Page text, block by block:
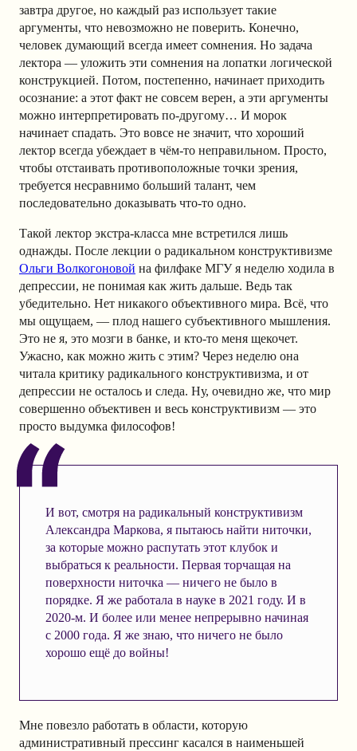
завтра другое, но каждый раз использует такие
аргументы, что невозможно не поверить. Конечно,
человек думающий всегда имеет сомнения. Но задача
лектора — уложить эти сомнения на лопатки логической
конструкцией. Потом, постепенно, начинает приходить
осознание: а этот факт не совсем верен, а эти аргументы
можно интерпретировать по-другому… И морок
начинает спадать. Это вовсе не значит, что хороший
лектор всегда убеждает в чём-то неправильном. Просто,
чтобы отстаивать противоположные точки зрения,
требуется несравнимо больший талант, чем
последовательно доказывать что-то одно.
Такой лектор экстра-класса мне встретился лишь
однажды. После лекции о радикальном конструктивизме
Ольги Волкогоновой на филфаке МГУ я неделю ходила в
депрессии, не понимая как жить дальше. Ведь так
убедительно. Нет никакого объективного мира. Всё, что
мы ощущаем, — плод нашего субъективного мышления.
Это не я, это мозги в банке, и кто-то меня щекочет.
Ужасно, как можно жить с этим? Через неделю она
читала критику радикального конструктивизма, и от
депрессии не осталось и следа. Ну, очевидно же, что мир
совершенно объективен и весь конструктивизм — это
просто выдумка философов!
И вот, смотря на радикальный конструктивизм
Александра Маркова, я пытаюсь найти ниточки,
за которые можно распутать этот клубок и
выбраться к реальности. Первая торчащая на
поверхности ниточка — ничего не было в
порядке. Я же работала в науке в 2021 году. И в
2020-м. И более или менее непрерывно начиная
с 2000 года. Я же знаю, что ничего не было
хорошо ещё до войны!
Мне повезло работать в области, которую
административный прессинг касался в наименьшей